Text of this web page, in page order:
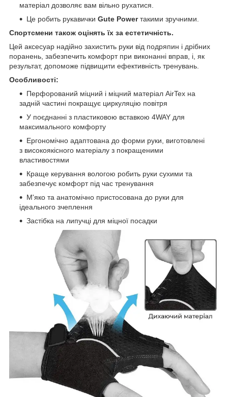
матеріал дозволяє вам вільно рухатися.
Це робить рукавички Gute Powerтакими зручними.
Спортсмени також оцінять їх за естетичність.
Цей аксесуар надійно захистить руки від подряпин і дрібних
поранень, забезпечить комфорт при виконанні вправ, і, як
результат, допоможе підвищити ефективність тренувань.
Особливості:
Перфорований міцний і міцний матеріал AirTex на
задній частині покращує циркуляцію повітря
У поєднанні з пластиковою вставкою 4WAY для
максимального комфорту
Ергономічно адаптована до форми руки, виготовлені
з високоякісного матеріалу з покращеними
властивостями
Краще керування вологою робить руки сухими та
забезпечує комфорт під час тренування
М'яко та анатомічно пристосована до руки для
ідеального зчеплення
Застібка на липучці для міцної посадки